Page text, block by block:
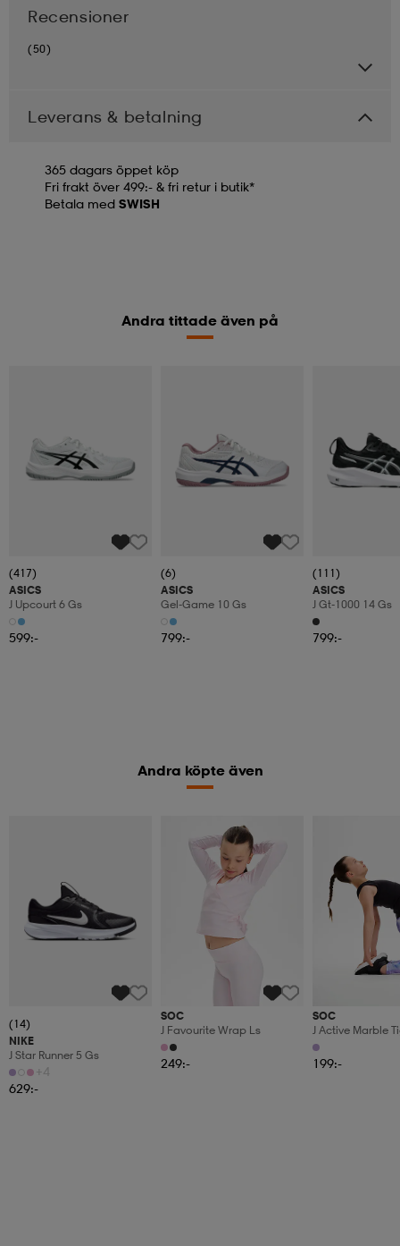
Recensioner
(50)
Leverans & betalning
365 dagars öppet köp
Fri frakt över 499:- & fri retur i butik*
Betala med SWISH
Andra tittade även på
(417)
ASICS
J Upcourt 6 Gs
599:-
(6)
ASICS
Gel-Game 10 Gs
799:-
(111)
ASICS
J Gt-1000 14 Gs
799:-
Andra köpte även
(14)
NIKE
J Star Runner 5 Gs
+4
629:-
SOC
J Favourite Wrap Ls
249:-
SOC
J Active Marble
199:-